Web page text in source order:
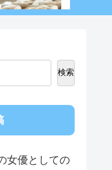
検索
女優としての